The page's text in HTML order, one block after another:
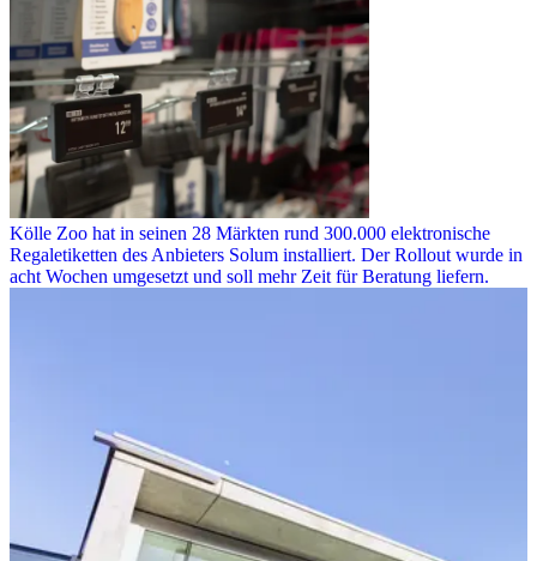
Kölle Zoo hat in seinen 28 Märkten rund 300.000 elektronische
Regaletiketten des Anbieters Solum installiert. Der Rollout wurde in
acht Wochen umgesetzt und soll mehr Zeit für Beratung liefern.